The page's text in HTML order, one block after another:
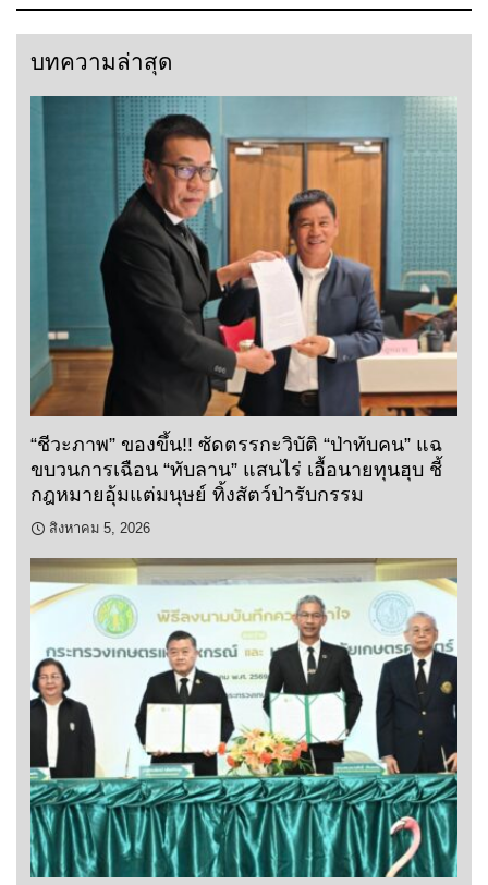
บทความล่าสุด
“ชีวะภาพ” ของขึ้น!! ซัดตรรกะวิบัติ “ป่าทับคน” แฉ
ขบวนการเฉือน “ทับลาน” แสนไร่ เอื้อนายทุนฮุบ ชี้
กฎหมายอุ้มแต่มนุษย์ ทิ้งสัตว์ป่ารับกรรม
สิงหาคม 5, 2026